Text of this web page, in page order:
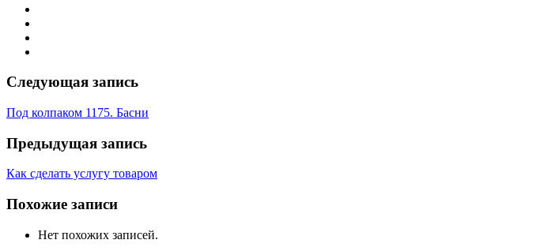
Следующая запись
Под колпаком 1175. Басни
Предыдущая запись
Как сделать услугу товаром
Похожие записи
Нет похожих записей.